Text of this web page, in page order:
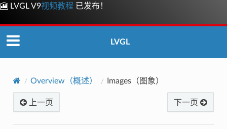
🎦 LVGL V9视频教程 已发布！
LVGL
Overview（概述） Images（图象）
上一页 下一页